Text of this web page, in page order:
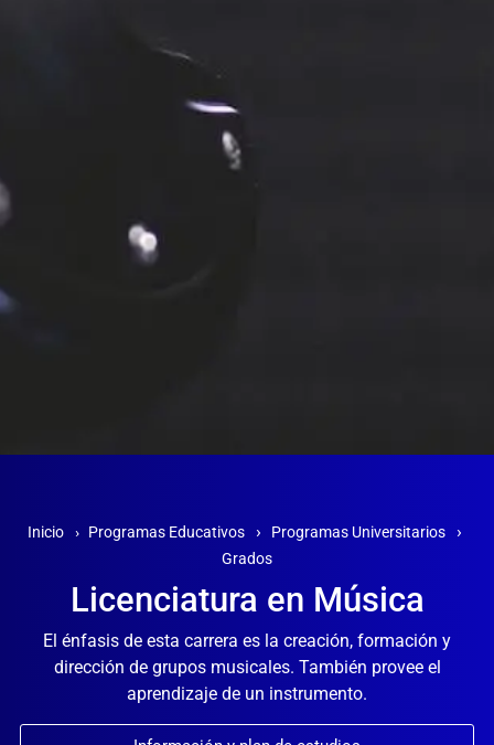
Inicio › Programas Educativos › Programas Universitarios ›
Grados
Licenciatura en Música
El énfasis de esta carrera es la creación, formación y
dirección de grupos musicales. También provee el
aprendizaje de un instrumento.